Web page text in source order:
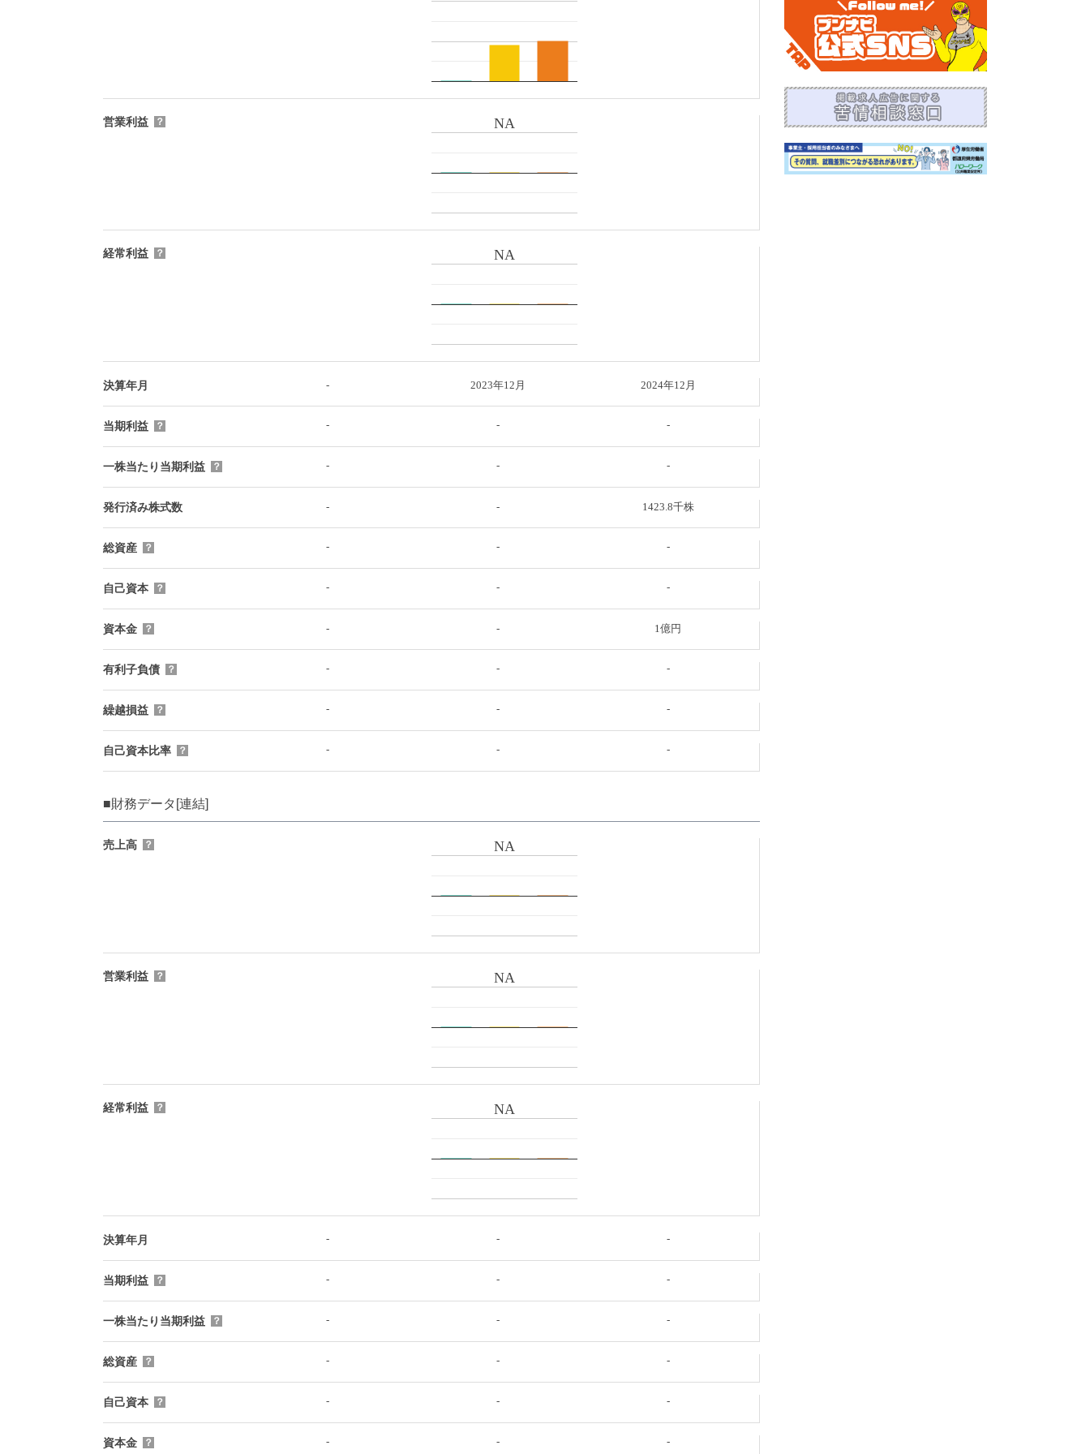
営業利益 ？ NA
経常利益 ？ NA
決算年月 - 2023年12月 2024年12月
当期利益 ？ - - -
一株当たり当期利益 ？ - - -
発行済み株式数 - - 1423.8千株
総資産 ？ - - -
自己資本 ？ - - -
資本金 ？ - - 1億円
有利子負債 ？ - - -
繰越損益 ？ - - -
自己資本比率 ？ - - -
■財務データ[連結]
売上高 ？ NA
営業利益 ？ NA
経常利益 ？ NA
決算年月 - - -
当期利益 ？ - - -
一株当たり当期利益 ？ - - -
総資産 ？ - - -
自己資本 ？ - - -
資本金 ？ - - -